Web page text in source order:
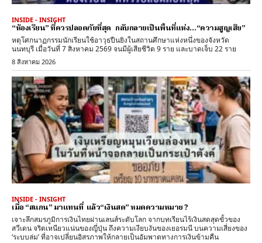
INSIDE - INSIGHT
“ห้องเรียน” ที่ควรปลอดภัยที่สุด กลับกลายเป็นพื้นที่แห่ง…“ความสูญเสีย”
หตุโศกนาฏกรรมนักเรียนใช้อาวุธปืนยิงในสถานศึกษาแห่งหนึ่งของจังหวัด
นนทบุรี เมื่อวันที่ 7 สิงหาคม 2569 จนมีผู้เสียชีวิต 9 ราย และบาดเจ็บ 22 ราย
8 สิงหาคม 2026
INSIDE - INSIGHT
เมื่อ “สแกน” มาแทนที่ แล้ว“เงินสด” หมดความหมาย ?
เจาะลึกสมรภูมิการเงินไทยผ่านเลนส์ระดับโลก จากบทเรียนไร้เงินสดสุดขั้วของ
สวีเดน จริตเหนียวแน่นของญี่ปุ่น ถึงความเงียบงันของเยอรมนี บนความเสี่ยงของ
‘ระบบล่ม’ ที่อาจเปลี่ยนอิสรภาพให้กลายเป็นอัมพาตทางการเงินข้ามคืน